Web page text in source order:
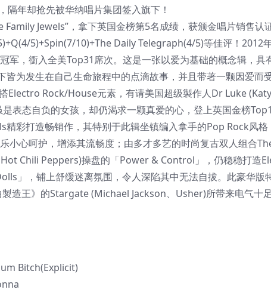
隔年却抢先被华纳唱片集团签入旗下！
Family Jewels”，拿下英国金榜第5名成绩，获颁金唱片销售认
5)+Spin(7/10)+The Daily Telegraph(4/5)等佳评！2012
军，衝入全美Top31席次。这是一张以爱为基础的概念辑，
皆为发生在自己生命旅程中的点滴故事，并且带著一颗因爱而
Electro Rock/House元素，有请美国超级製作人Dr Luke
表态自负的女孩，却仍渴求一颗真爱的心，登上英国金榜
精彩打造畅销作，其特别于此辑坐镇编入拿手的Pop Rock风
小心呵护，增添其流畅度；由多才多艺的时尚复古双人组合
Chili Peppers)操盘的「Power & Control」，仍稳稳打造
」，铺上舒缓迷离氛围，令人深陷其中无法自拔。此豪华版
造王》的Stargate (Michael Jackson、Usher)所带来电气十
Bitch(Explicit)